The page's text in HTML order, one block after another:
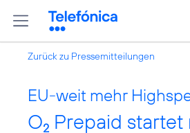
Zurück zu Pressemitteilungen
EU-weit mehr
O2 Prepaid